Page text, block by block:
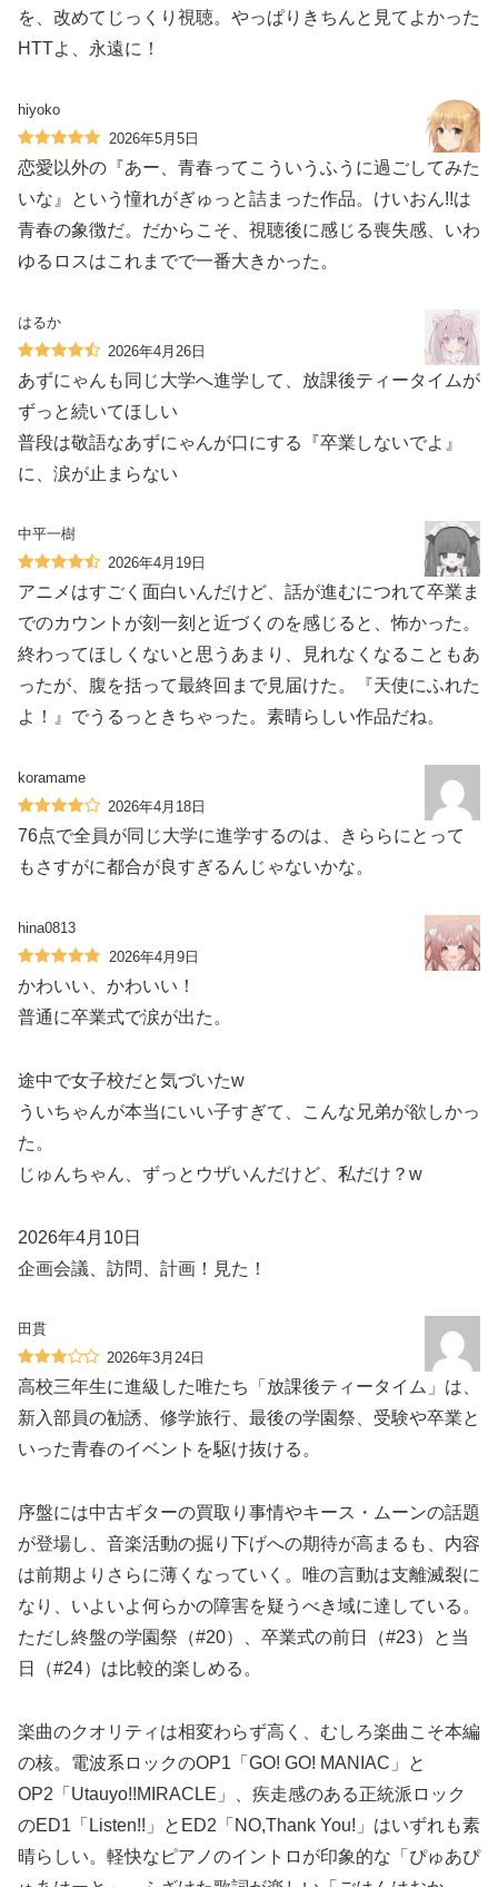
を、改めてじっくり視聴。やっぱりきちんと見てよかった
HTTよ、永遠に！
hiyoko
2026年5月5日
恋愛以外の『あー、青春ってこういうふうに過ごしてみた
いな』という憧れがぎゅっと詰まった作品。けいおん!!は
青春の象徴だ。だからこそ、視聴後に感じる喪失感、いわ
ゆるロスはこれまでで一番大きかった。
はるか
2026年4月26日
あずにゃんも同じ大学へ進学して、放課後ティータイムが
ずっと続いてほしい
普段は敬語なあずにゃんが口にする『卒業しないでよ』
に、涙が止まらない
中平一樹
2026年4月19日
アニメはすごく面白いんだけど、話が進むにつれて卒業ま
でのカウントが刻一刻と近づくのを感じると、怖かった。
終わってほしくないと思うあまり、見れなくなることもあ
ったが、腹を括って最終回まで見届けた。『天使にふれた
よ！』でうるっときちゃった。素晴らしい作品だね。
koramame
2026年4月18日
76点で全員が同じ大学に進学するのは、きららにとって
もさすがに都合が良すぎるんじゃないかな。
hina0813
2026年4月9日
かわいい、かわいい！
普通に卒業式で涙が出た。
途中で女子校だと気づいたw
ういちゃんが本当にいい子すぎて、こんな兄弟が欲しかっ
た。
じゅんちゃん、ずっとウザいんだけど、私だけ？w
2026年4月10日
企画会議、訪問、計画！見た！
田貫
2026年3月24日
高校三年生に進級した唯たち「放課後ティータイム」は、
新入部員の勧誘、修学旅行、最後の学園祭、受験や卒業と
いった青春のイベントを駆け抜ける。
序盤には中古ギターの買取り事情やキース・ムーンの話題
が登場し、音楽活動の掘り下げへの期待が高まるも、内容
は前期よりさらに薄くなっていく。唯の言動は支離滅裂に
なり、いよいよ何らかの障害を疑うべき域に達している。
ただし終盤の学園祭（#20）、卒業式の前日（#23）と当
日（#24）は比較的楽しめる。
楽曲のクオリティは相変わらず高く、むしろ楽曲こそ本編
の核。電波系ロックのOP1「GO! GO! MANIAC」と
OP2「Utauyo!!MIRACLE」、疾走感のある正統派ロック
のED1「Listen!!」とED2「NO,Thank You!」はいずれも素
晴らしい。軽快なピアノのイントロが印象的な「ぴゅあぴ